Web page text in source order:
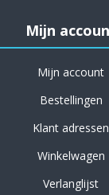
Mijn
Mijn account
Bestellingen
Klant adressen
Winkelwagen
Verlanglijst